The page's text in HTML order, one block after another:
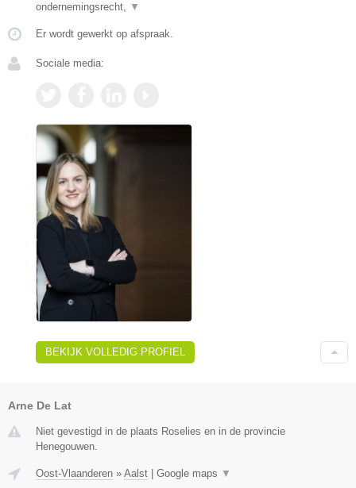
ondernemingsrecht, ▼
Er wordt gewerkt op afspraak.
Sociale media:
BEKIJK VOLLEDIG PROFIEL
Arne De Lat
Niet gevestigd in de plaats Roselies en in de provincie
Henegouwen.
Oost-Vlaanderen » Aalst | Google maps ▼